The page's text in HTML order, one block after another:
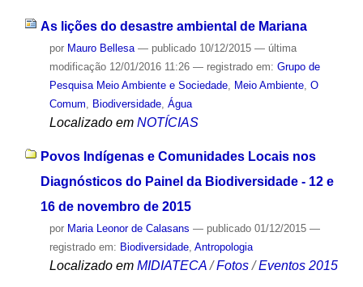
As lições do desastre ambiental de Mariana
por Mauro Bellesa — publicado10/12/2015 — última
modificação12/01/2016 11:26 — registrado em: Grupo de
Pesquisa Meio Ambiente e Sociedade, Meio Ambiente, O
Comum
Biodiversidade, Água
Localizado em NOTÍCIAS
Povos Indígenas e Comunidades Locais nos
Diagnósticos do Painel da Biodiversidade - 12 e
16 de novembro de 2015
por Maria Leonor de Calasans — publicado01/12/2015 —
registrado em: Biodiversidade, Antropologia
Localizado em MIDIATECA /Fotos /Eventos 2015